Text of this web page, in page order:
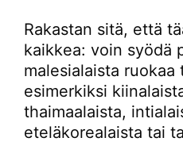
Rakastan sitä, että
kaikkea: voin syödä
malesialaista ruokaa
esimerkiksi
thaimaalaista,
eteläkorealaista tai